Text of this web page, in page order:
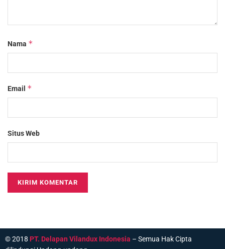
Nama *
Email *
Situs Web
© 2018 PT. Delapan Vilandux Indonesia – Semua Hak Cipta